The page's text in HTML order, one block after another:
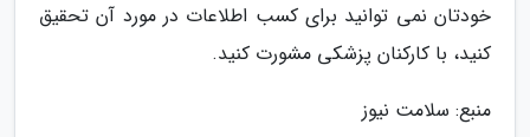
خودتان نمی توانید برای کسب اطلاعات در مورد آن تحقیق
کنید، با کارکنان پزشکی مشورت کنید.
منبع: سلامت نیوز